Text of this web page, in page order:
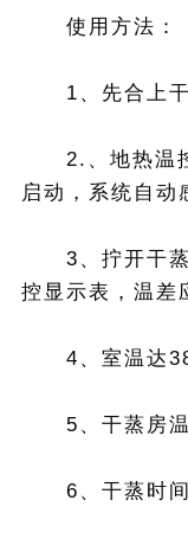
使用方法：
1、先合上干
2.、地热温控
启动，系统自动
3、拧开干蒸
控显示表，温差
4、室温达
5、干蒸房温
6、干蒸时间